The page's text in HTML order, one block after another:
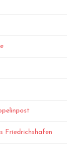
Friedrichshafen